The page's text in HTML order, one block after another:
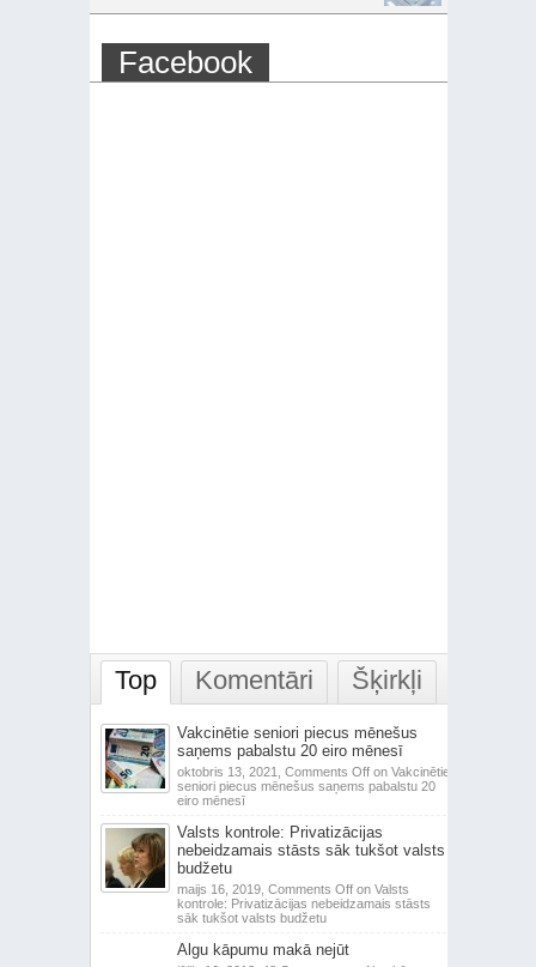
Facebook
Top Komentāri Šķirkļi
Vakcinētie seniori piecus mēnešus
saņems pabalstu 20 eiro mēnesī
oktobris 13, 2021, Comments Offon Vakcinētie
seniori piecus mēnešus saņems pabalstu 20
eiro mēnesī
Valsts kontrole: Privatizācijas
nebeidzamais stāsts sāk tukšot valsts
budžetu
maijs 16, 2019, Comments Offon Valsts
kontrole: Privatizācijas nebeidzamais stāsts
sāk tukšot valsts budžetu
Algu kāpumu makā nejūt